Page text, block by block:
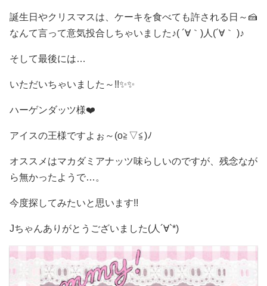
誕生日やクリスマスは、ケーキを食べても許される日～🍰
なんて言って意気投合しちゃいました♪( ´∀｀)人(´∀｀ )♪
そして最後には…
いただいちゃいました～!!✨✨
ハーゲンダッツ様❤️
アイスの王様ですよぉ～(o≧▽≦)ﾉ
オススメはマカダミアナッツ味らしいのですが、残念なが
ら無かったようで…。
今度探してみたいと思います!!
Jちゃんありがとうございました(人´∀`*)